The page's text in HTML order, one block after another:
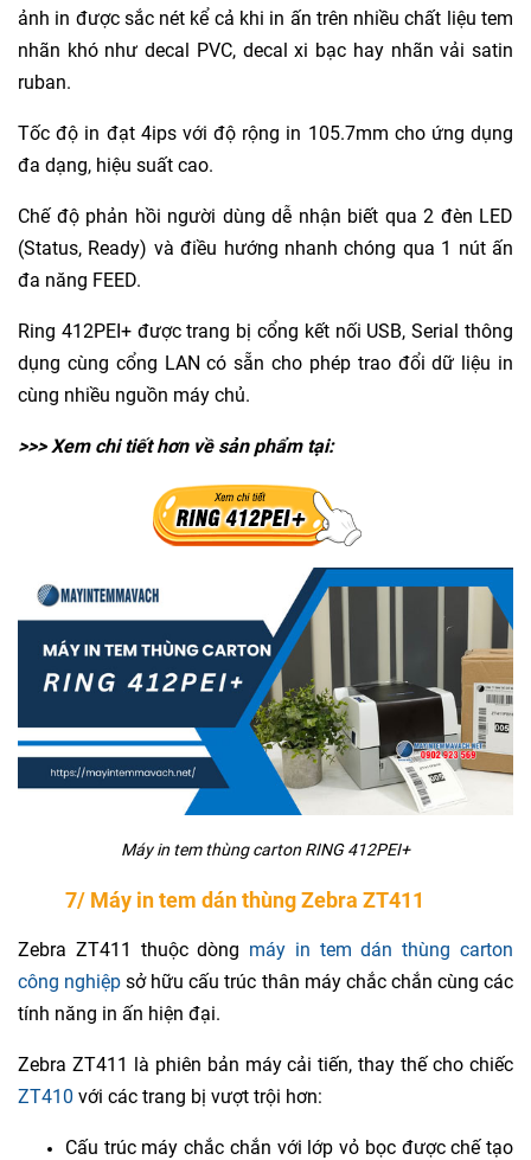
ảnh in được sắc nét kể cả khi in ấn trên nhiều chất liệu tem
nhãn khó nhưdecal PVC, decal xi bạc hay nhãn vải satin
ruban.
Tốc độ in đạt 4ips với độ rộng in 105.7mm cho ứng dụng
đa dạng, hiệu suất cao.
Chế độ phản hồi người dùng dễ nhận biết qua 2 đèn LED
(Status, Ready) và điều hướng nhanh chóng qua 1 nút ấn
đa năng FEED.
Ring 412PEI+ được trang bị cổng kết nối USB, Serial thông
dụng cùng cổng LAN có sẵn cho phép trao đổi dữ liệu in
cùng nhiều nguồn máy chủ.
>>> Xem chi tiết hơn về sản phẩm tại:
Máy in tem thùng carton RING 412PEI+
7/ Máy in tem dán thùng Zebra ZT411
Zebra ZT411 thuộc dòng máy in tem dán thùng carton
công nghiệp sở hữu cấu trúc thân máy chắc chắn cùng các
tính năng in ấn hiện đại.
Zebra ZT411 là phiên bản máy cải tiến, thay thế cho chiếc
ZT410 với các trang bị vượt trội hơn:
Cấu trúc máy chắc chắn với lớp vỏ bọc được chế tạo